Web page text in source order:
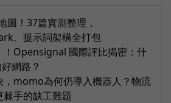
圖！37篇實測整理，
、提示詞架構全打包
！Opensignal 國際評比揭密：什
網路？
，momo為何仍導入機器人？物流
手的缺工難題